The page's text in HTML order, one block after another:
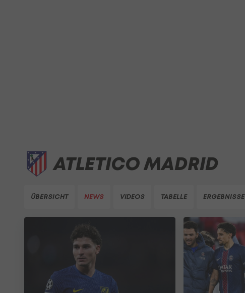
ATLETICO MADRID
ÜBERSICHT NEWS VIDEOS TABELLE ERGEBNISSE